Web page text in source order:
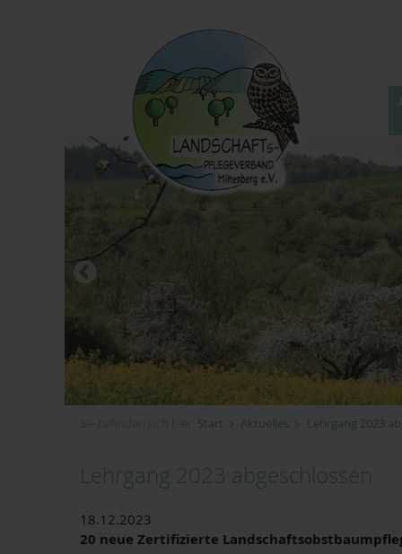
Sie befinden sich hier: Start Aktuelles Lehrgang 2023
Lehrgang 2023 abgeschlossen
18.12.2023
20 neue Zertifizierte